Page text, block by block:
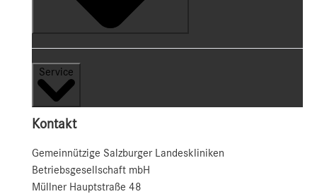
Service
Kontakt
Gemeinnützige Salzburger Landeskliniken
Betriebsgesellschaft mbH
Müllner Hauptstraße 48